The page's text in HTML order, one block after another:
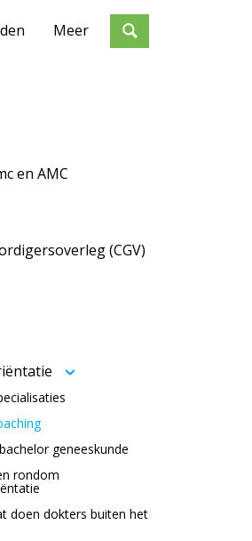
Meer
en AMC
(CGV)
geneeskunde
rondom
doen dokters buiten het